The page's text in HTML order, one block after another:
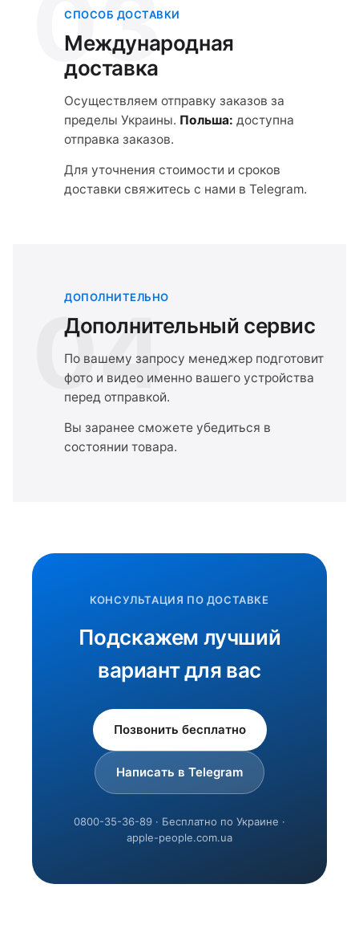
03
СПОСОБ ДОСТАВКИ
Международная
доставка
Осуществляем отправку заказов за
пределы Украины. Польша: доступна
отправка заказов.
Для уточнения стоимости и сроков
доставки свяжитесь с нами в Telegram.
04
ДОПОЛНИТЕЛЬНО
Дополнительный сервис
По вашему запросу менеджер подготовит
фото и видео именно вашего устройства
перед отправкой.
Вы заранее сможете убедиться в
состоянии товара.
КОНСУЛЬТАЦИЯ ПО ДОСТАВКЕ
Подскажем лучший
вариант для вас
Позвонить бесплатно
Написать в Telegram
0800-35-36-89 · Бесплатно по Украине ·
apple-people.com.ua